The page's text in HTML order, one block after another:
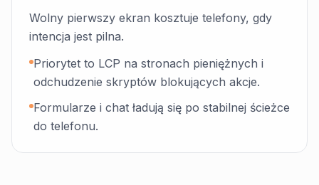
Wolny pierwszy ekran kosztuje telefony, gdy
intencja jest pilna.
Priorytet to LCP na stronach pieniężnych i
odchudzenie skryptów blokujących akcje.
Formularze i chat ładują się po stabilnej ścieżce
do telefonu.